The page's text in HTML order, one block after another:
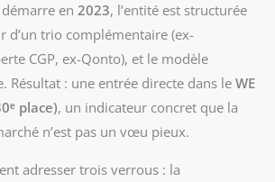
en 2023, l’entité est structurée
d’un trio complémentaire (ex-
CGP, ex-Qonto), et le modèle
Résultat : une entrée directe dans le WE
place), un indicateur concret que la
n’est pas un vœu pieux.
adresser trois verrous : la